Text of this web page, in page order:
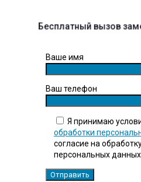
Бесплатный вызов
Ваше имя
Ваш телефон
Я принимаю
обработки
согласие на
персональных данных.